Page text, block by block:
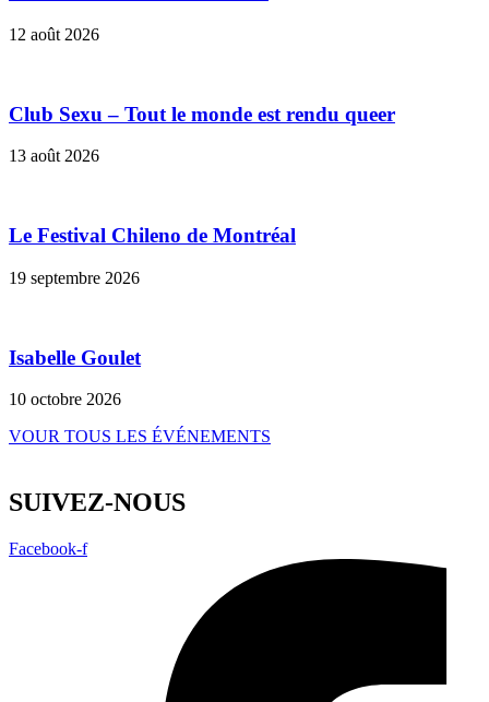
12 août 2026
Club Sexu – Tout le monde est rendu queer
13 août 2026
Le Festival Chileno de Montréal
19 septembre 2026
Isabelle Goulet
10 octobre 2026
VOUR TOUS LES ÉVÉNEMENTS
SUIVEZ-NOUS
Facebook-f